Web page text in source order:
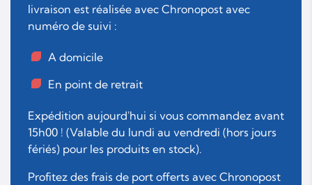
livraison est réalisée avec Chronopost avec
numéro de suivi :
A domicile
En point de retrait
Expédition aujourd'hui si vous commandez avant
15h00 ! (Valable du lundi au vendredi (hors jours
fériés) pour les produits en stock).
Profitez des frais de port offerts avec Chronopost